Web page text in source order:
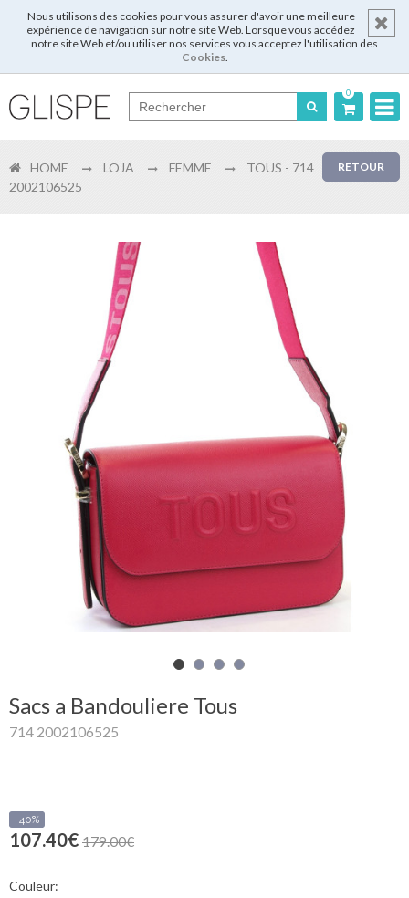
Nous utilisons des cookies pour vous assurer d'avoir une meilleure
expérience de navigation sur notre site Web. Lorsque vous accédez
notre site Web et/ou utiliser nos services vous acceptez l'utilisation des
Cookies.
0
English
Glispe
Femme
RETOUR
HOME LOJA FEMME
TOUS - 714
2002106525
Sacs a Bandouliere Tous
714 2002106525
-40%
107.40€ 179.00€
Couleur: